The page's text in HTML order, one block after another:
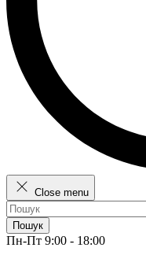
Close menu
Пошук
Пн-Пт 9:00 - 18:00